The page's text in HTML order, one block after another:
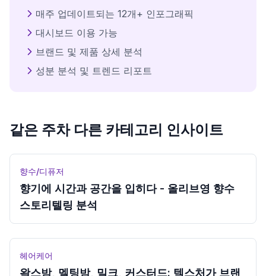
매주 업데이트되는 12개+ 인포그래픽
대시보드 이용 가능
브랜드 및 제품 상세 분석
성분 분석 및 트렌드 리포트
같은 주차 다른 카테고리 인사이트
향수/디퓨저
향기에 시간과 공간을 입히다 - 올리브영 향수
스토리텔링 분석
헤어케어
왁스밤, 멜팅밤, 밀크, 커스터드: 텍스처가 브랜